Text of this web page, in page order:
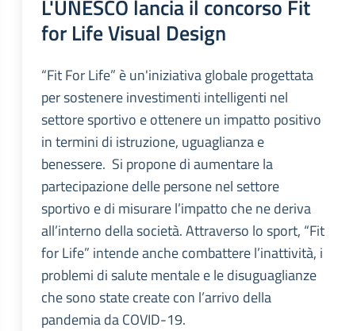
L'UNESCO lancia il concorso Fit
for Life Visual Design
“Fit For Life” è un'iniziativa globale progettata
per sostenere investimenti intelligenti nel
settore sportivo e ottenere un impatto positivo
in termini di istruzione, uguaglianza e
benessere. Si propone di aumentare la
partecipazione delle persone nel settore
sportivo e di misurare l’impatto che ne deriva
all’interno della società. Attraverso lo sport, “Fit
for Life” intende anche combattere l’inattività, i
problemi di salute mentale e le disuguaglianze
che sono state create con l’arrivo della
pandemia da COVID-19.